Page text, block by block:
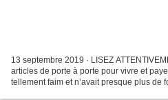
13 septembre 2019 · LISEZ
articles de porte à porte pour vivre et
tellement faim et n’avait presque plus de